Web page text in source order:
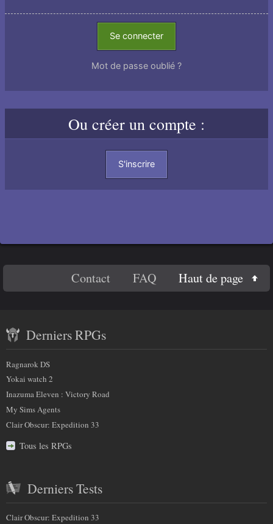
Se connecter
Mot de passe oublié ?
Ou créer un compte :
S'inscrire
plus
sur
nous
Contact FAQ Haut de page
récent
et
partenaires
Derniers RPGs
Ragnarok DS
Yokai watch 2
Inazuma Eleven : Victory Road
My Sims Agents
Clair Obscur: Expedition 33
Tous les RPGs
Derniers Tests
Clair Obscur: Expedition 33